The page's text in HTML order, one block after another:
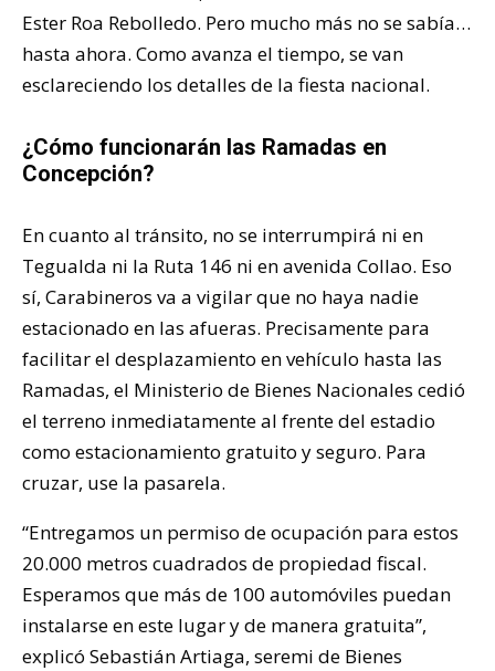
Ester Roa Rebolledo. Pero mucho más no se sabía…
hasta ahora. Como avanza el tiempo, se van
esclareciendo los detalles de la fiesta nacional.
¿Cómo funcionarán las Ramadas en
Concepción?
En cuanto al tránsito, no se interrumpirá ni en
Tegualda ni la Ruta 146 ni en avenida Collao. Eso
sí, Carabineros va a vigilar que no haya nadie
estacionado en las afueras. Precisamente para
facilitar el desplazamiento en vehículo hasta las
Ramadas, el Ministerio de Bienes Nacionales cedió
el terreno inmediatamente al frente del estadio
como estacionamiento gratuito y seguro. Para
cruzar, use la pasarela.
“Entregamos un permiso de ocupación para estos
20.000 metros cuadrados de propiedad fiscal.
Esperamos que más de 100 automóviles puedan
instalarse en este lugar y de manera gratuita”,
explicó Sebastián Artiaga, seremi de Bienes